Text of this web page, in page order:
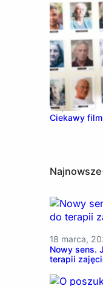
13
Ciekawy
Najnowsze
18 marca,
Nowy sens.
terapii